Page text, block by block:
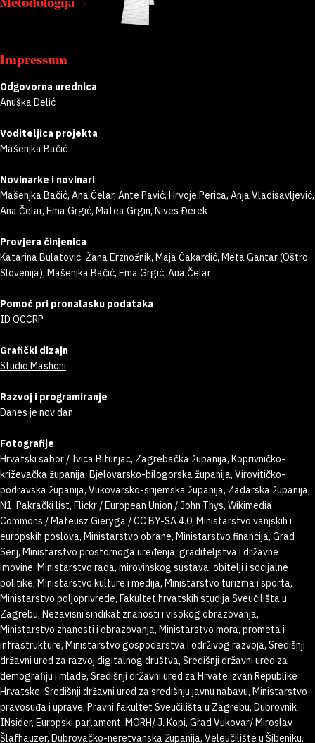
Metodologija →
Impressum
Odgovorna urednica
Anuška Delić
Voditeljica projekta
Mašenjka Bačić
Novinarke i novinari
Mašenjka Bačić, Ana Čelar, Ante Pavić, Hrvoje Perica, Anja Vladisavljević,
Ana Čelar, Ema Grgić, Matea Grgin, Nives Đerek
Provjera činjenica
Katarina Bulatović, Žana Erznožnik, Maja Čakardić, Meta Gantar (Oštro
Slovenija), Mašenjka Bačić, Ema Grgić, Ana Čelar
Pomoć pri pronalasku podataka
ID OCCRP
Grafički dizajn
Studio Mashoni
Razvoj i programiranje
Danes je nov dan
Fotografije
Hrvatski sabor / Ivica Bitunjac, Zagrebačka županija, Koprivničko-
križevačka županija, Bjelovarsko-bilogorska županija, Virovitičko-
podravska županija, Vukovarsko-srijemska županija, Zadarska županija,
N1, Pakrački list, Flickr / European Union / John Thys, Wikimedia
Commons / Mateusz Gieryga / CC BY-SA 4.0, Ministarstvo vanjskih i
europskih poslova, Ministarstvo obrane, Ministarstvo financija, Grad
Senj, Ministarstvo prostornoga uređenja, graditeljstva i državne
imovine, Ministarstvo rada, mirovinskog sustava, obitelji i socijalne
politike, Ministarstvo kulture i medija, Ministarstvo turizma i sporta,
Ministarstvo poljoprivrede, Fakultet hrvatskih studija Sveučilišta u
Zagrebu, Nezavisni sindikat znanosti i visokog obrazovanja,
Ministarstvo znanosti i obrazovanja, Ministarstvo mora, prometa i
infrastrukture, Ministarstvo gospodarstva i održivog razvoja, Središnji
državni ured za razvoj digitalnog društva, Središnji državni ured za
demografiju i mlade, Središnji državni ured za Hrvate izvan Republike
Hrvatske, Središnji državni ured za središnju javnu nabavu, Ministarstvo
pravosuđa i uprave, Pravni fakultet Sveučilišta u Zagrebu, Dubrovnik
INsider, Europski parlament, MORH/ J. Kopi, Grad Vukovar/ Miroslav
Šlafhauzer, Dubrovačko-neretvanska županija, Veleučilište u Šibeniku.